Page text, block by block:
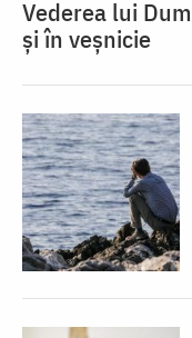
Vederea lui
și în veșnicie